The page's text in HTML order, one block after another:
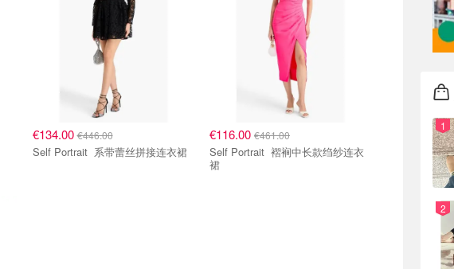
€134.00€446.00
Self Portrait 系带蕾丝拼接连衣裙
€116.00 €461.00
Self Portrait 褶裥中长款绉纱连衣
裙